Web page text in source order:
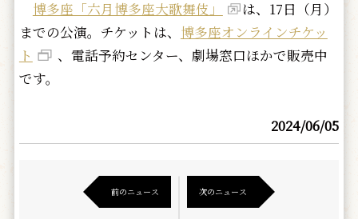
博多座「六月博多座大歌舞伎」
は、17日（月）
までの公演。チケットは、 博多座オンラインチケッ
ト
、電話予約センター、劇場窓口ほかで販売中
です。
2024/06/05
前のニュース 次のニュース